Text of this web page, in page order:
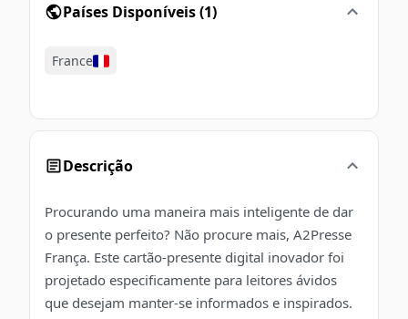
Países Disponíveis(1)
France
Descrição
Procurando uma maneira mais inteligente de dar
o presente perfeito? Não procure mais, A2Presse
França. Este cartão-presente digital inovador foi
projetado especificamente para leitores ávidos
que desejam manter-se informados e inspirados.